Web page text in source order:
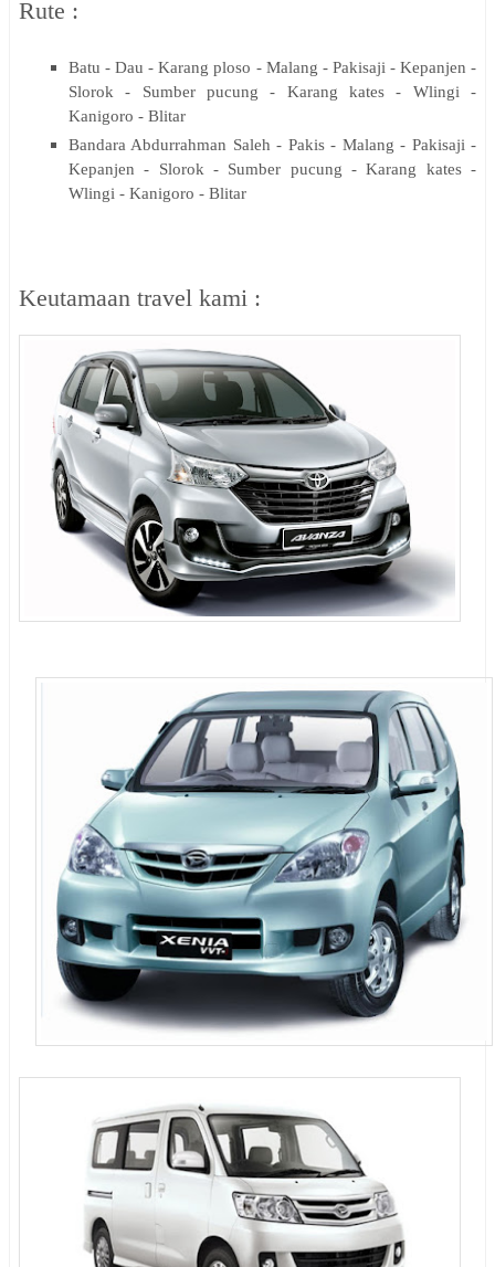
Rute :
Batu - Dau - Karang ploso - Malang - Pakisaji - Kepanjen -
Slorok - Sumber pucung - Karang kates - Wlingi -
Kanigoro - Blitar
Bandara Abdurrahman Saleh - Pakis - Malang - Pakisaji -
Kepanjen - Slorok - Sumber pucung - Karang kates -
Wlingi - Kanigoro - Blitar
Keutamaan travel kami :